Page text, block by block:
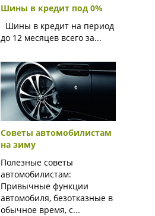
Шины в кредит под 0%
Шины в кредит на период
до 12 месяцев всего за...
Советы автомобилистам
на зиму
Полезные советы
автомобилистам:
Привычные функции
автомобиля, безотказные в
обычное время, с...